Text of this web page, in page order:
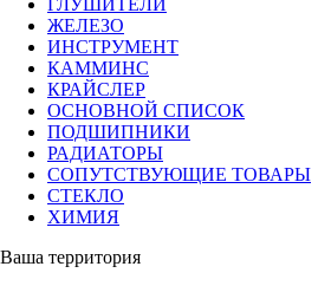
ГЛУШИТЕЛИ
ЖЕЛЕЗО
ИНСТРУМЕНТ
КАММИНС
КРАЙСЛЕР
ОСНОВНОЙ СПИСОК
ПОДШИПНИКИ
РАДИАТОРЫ
СОПУТСТВУЮЩИЕ ТОВАРЫ
СТЕКЛО
ХИМИЯ
Ваша территория